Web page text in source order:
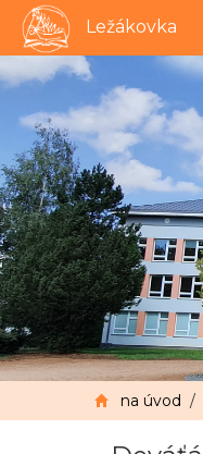
Ležákovka
na úvod /